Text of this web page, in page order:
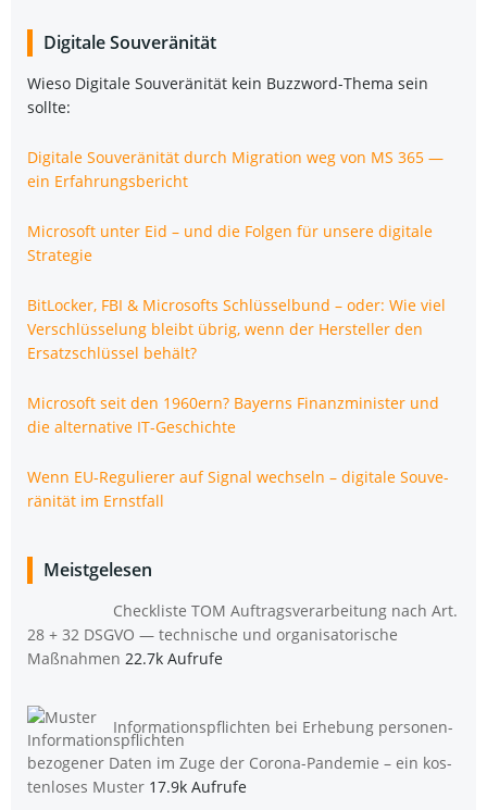
Digi­ta­le Souveränität
Wie­so Digi­ta­le Sou­ve­rä­ni­tät kein Buz­zword-The­ma sein
sollte:
Digi­ta­le Sou­ve­rä­ni­tät durch Migra­ti­on weg von MS 365 —
ein Erfahrungsbericht
Micro­soft unter Eid – und die Fol­gen für unse­re digi­ta­le
Strategie
Bit­Lo­cker, FBI & Micro­softs Schlüs­sel­bund – oder: Wie viel
Ver­schlüs­se­lung bleibt übrig, wenn der Her­stel­ler den
Ersatz­schlüs­sel behält?
Micro­soft seit den 1960ern? Bay­erns Finanz­mi­nis­ter und
die alter­na­ti­ve IT-Geschichte
Wenn EU-Regu­lie­rer auf Signal wech­seln – digi­ta­le Sou­ve­
rä­ni­tät im Ernstfall
Meistgelesen
Check­lis­te TOM Auf­trags­ver­ar­bei­tung nach Art.
28 + 32 DSGVO — tech­ni­sche und orga­ni­sa­to­ri­sche
Maßnahmen 22.7k Aufrufe
Infor­ma­ti­ons­pflich­ten bei Erhe­bung per­so­nen­
be­zo­ge­ner Daten im Zuge der Coro­na-Pan­de­mie – ein kos­
ten­lo­ses Muster 17.9k Aufrufe